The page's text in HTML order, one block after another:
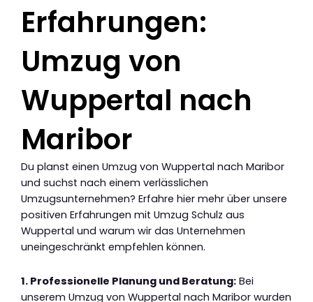
Erfahrungen:
Umzug von
Wuppertal nach
Maribor
Du planst einen Umzug von Wuppertal nach Maribor
und suchst nach einem verlässlichen
Umzugsunternehmen? Erfahre hier mehr über unsere
positiven Erfahrungen mit Umzug Schulz aus
Wuppertal und warum wir das Unternehmen
uneingeschränkt empfehlen können.
1. Professionelle Planung und Beratung: Bei
unserem Umzug von Wuppertal nach Maribor wurden